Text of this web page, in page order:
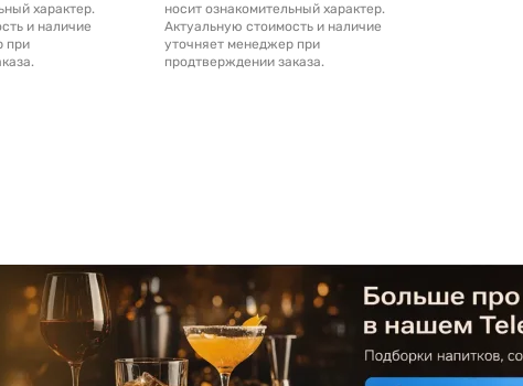
характер.
и наличие
при
носит ознакомительный характер.
Актуальную стоимость и наличие
уточняет менеджер при
продтверждении заказа.